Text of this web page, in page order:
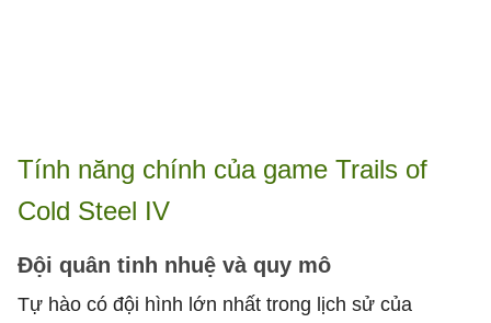
Tính năng chính của game Trails of
Cold Steel IV
Đội quân tinh nhuệ và quy mô
Tự hào có đội hình lớn nhất trong lịch sử của